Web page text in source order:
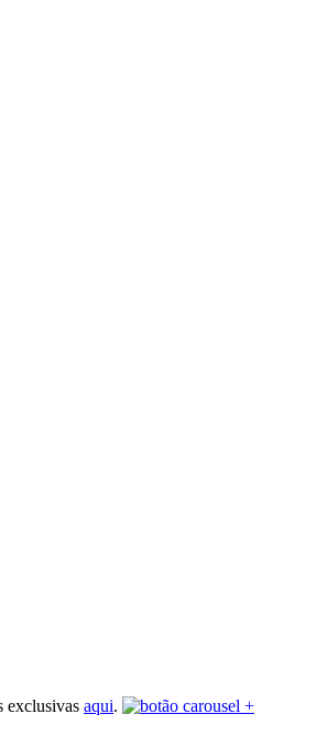
exclusivas aqui.